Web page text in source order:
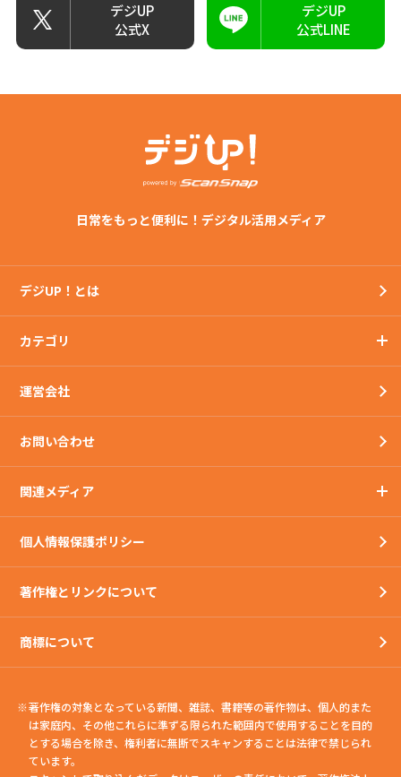
デジUP
公式X
デジUP
公式LINE
日常をもっと便利に！デジタル活用メディア
デジUP！とは
カテゴリ
運営会社
お問い合わせ
関連メディア
個人情報保護ポリシー
著作権とリンクについて
商標について
著作権の対象となっている新聞、雑誌、書籍等の著作物は、個人的また
は家庭内、 その他これらに準ずる限られた範囲内で使用することを目的
とする場合を除き、権利者に無断でスキャンすることは法律で禁じられ
ています。